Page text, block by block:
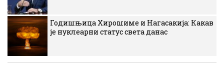
Годишњица Хирошиме и Нагасакија: Какав
је нуклеарни статус света данас